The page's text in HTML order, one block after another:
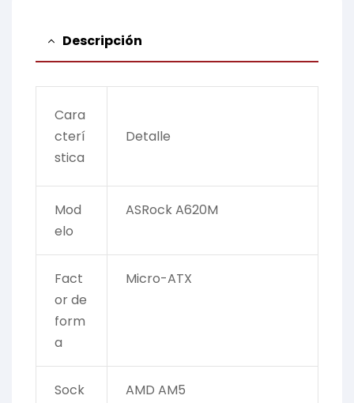
Descripción
Cara
cterí
stica
Detalle
Mod
elo
ASRock A620M
Fact
or de
form
a
Micro-ATX
Sock
AMD AM5